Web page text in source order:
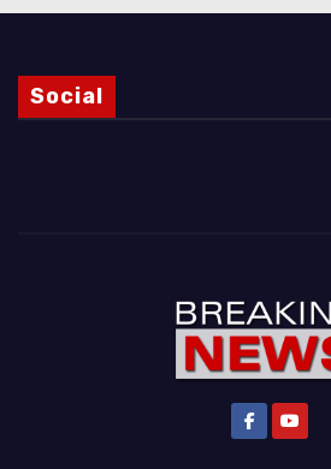
Social